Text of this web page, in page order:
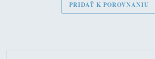
PRIDAŤ K POROVNANIU